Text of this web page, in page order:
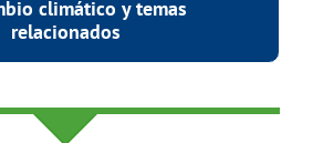
climático y temas
relacionados